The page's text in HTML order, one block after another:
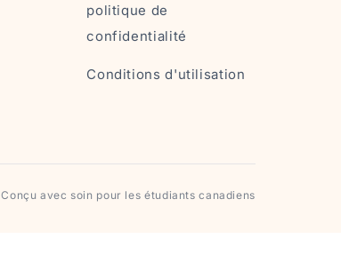
politique de
confidentialité
Conditions d'utilisation
Conçu avec soin pour les étudiants canadiens